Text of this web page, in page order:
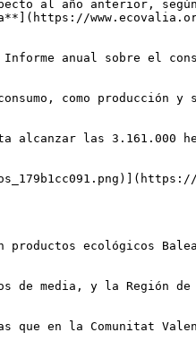
al año anterior,
anual sobre el
como producción
alcanzar las 3.161.000
productos ecológicos
de media, y la Región
que en la Comunitat